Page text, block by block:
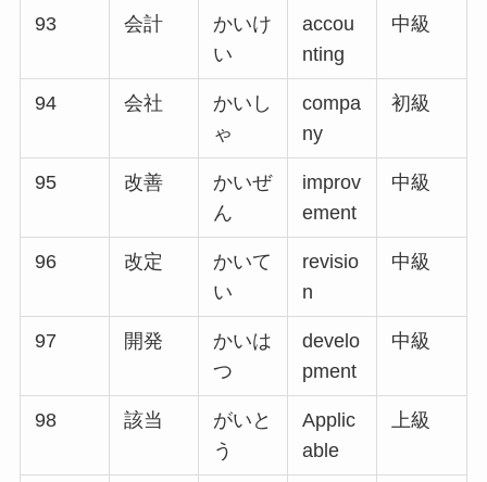
93 会計
かいけ
い
accou
nting
中級
94 会社
かいし
ゃ
compa
ny
初級
95 改善
かいぜ
ん
improv
ement
中級
96 改定
かいて
い
revisio
n
中級
97 開発
かいは
つ
develo
pment
中級
98 該当
がいと
う
Applic
able
上級